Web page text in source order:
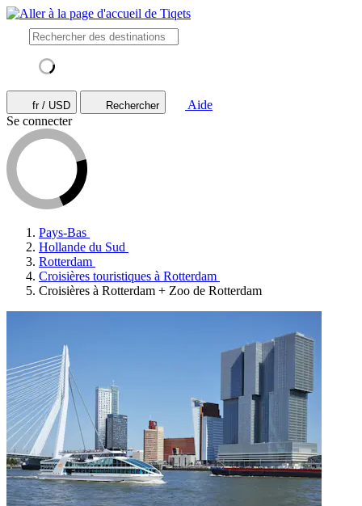
fr / USD Rechercher
Aide
Se connecter
Pays-Bas
Hollande du Sud
Rotterdam
Croisières touristiques à Rotterdam
Croisières à Rotterdam + Zoo de Rotterdam